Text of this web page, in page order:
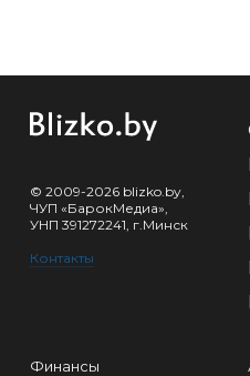
© 2009-2026 blizko.by,
ЧУП «БарокМедиа»,
УНП 391272241, г.Минск
Контакты
Финансы